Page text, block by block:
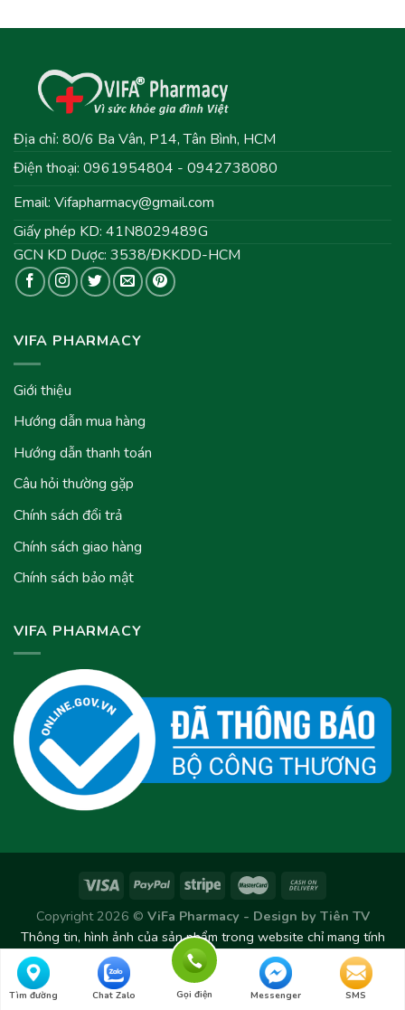
Tìm đường Chat Zalo Gọi điện Messenger SMS
Địa chỉ: 80/6 Ba Vân, P14, Tân Bình, HCM
Điện thoại: 0961954804 - 0942738080
Email: Vifapharmacy@gmail.com
Giấy phép KD: 41N8029489G
GCN KD Dược: 3538/ĐKKDD-HCM
VIFA PHARMACY
Giới thiệu
Hướng dẫn mua hàng
Hướng dẫn thanh toán
Câu hỏi thường gặp
Chính sách đổi trả
Chính sách giao hàng
Chính sách bảo mật
VIFA PHARMACY
Copyright 2026 © ViFa Pharmacy - Design by Tiên TV
Thông tin, hình ảnh của sản phẩm trong website chỉ mang tính
chất tham khảo. Sản phẩm thực tế có thể thay đổi/chênh lệch
theo từng Lô sản xuất.